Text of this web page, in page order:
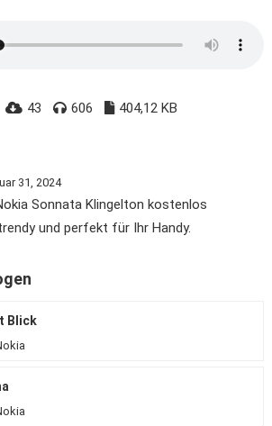
43 606 404,12 KB
31, 2024
Sonnata Klingelton kostenlos
und perfekt für Ihr Handy.
Blick